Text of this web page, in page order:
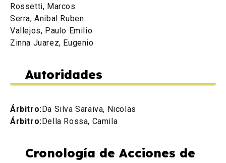
Rossetti, Marcos
Serra, Anibal Ruben
Vallejos, Paulo Emilio
Zinna Juarez, Eugenio
Autoridades
Árbitro: Da Silva Saraiva, Nicolas
Árbitro: Della Rossa, Camila
Cronología de Acciones de